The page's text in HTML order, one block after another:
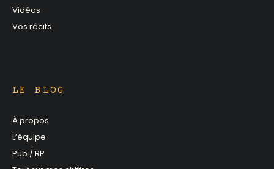
Vidéos
Vos récits
LE BLOG
À propos
L’équipe
Pub / RP